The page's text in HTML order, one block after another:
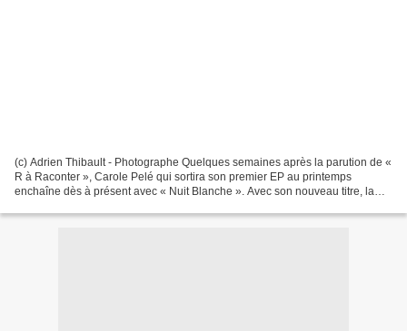
(c) Adrien Thibault - Photographe Quelques semaines après la parution de «
R à Raconter », Carole Pelé qui sortira son premier EP au printemps
enchaîne dès à présent avec « Nuit Blanche ». Avec son nouveau titre, la